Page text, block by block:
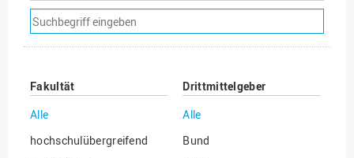
Suchfilter
entfernen
Fakultät
Alle
hochschulübergreifend
Drittmittelgeber
Alle
Bund